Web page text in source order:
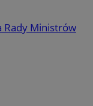
Rady Ministrów